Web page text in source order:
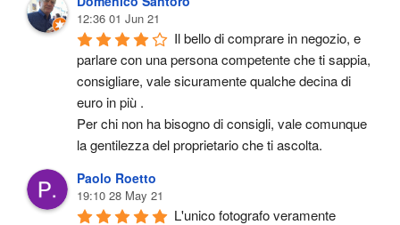
12:36 01 Jun 21
Il bello di comprare in negozio, e
parlare con una persona competente che ti sappia,
consigliare, vale sicuramente qualche decina di
euro in più .
Per chi non ha bisogno di consigli, vale comunque
la gentilezza del proprietario che ti ascolta.
Paolo Roetto
19:10 28 May 21
L'unico fotografo veramente